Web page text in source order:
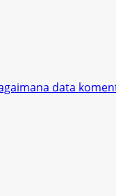
data